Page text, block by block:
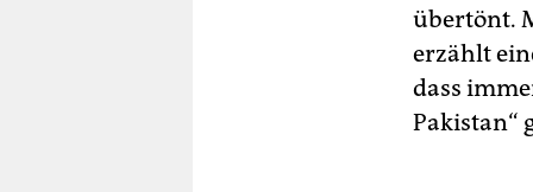
übertönt.
erzählt
dass
Pakistan“